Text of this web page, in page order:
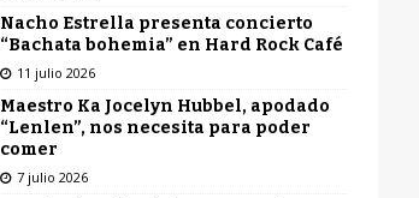
Nacho Estrella presenta concierto
“Bachata bohemia” en Hard Rock Café
11 julio 2026
Maestro Ka Jocelyn Hubbel, apodado
“Lenlen”, nos necesita para poder
comer
7 julio 2026